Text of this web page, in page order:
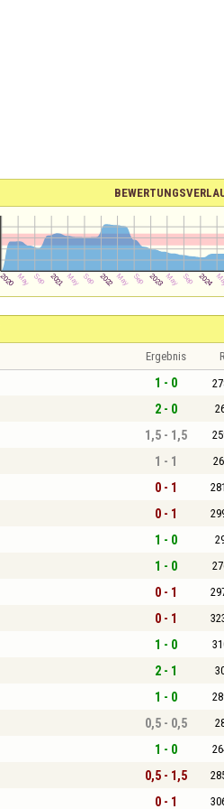
Ergebnis
1 - 0
2 - 0
1,5 - 1,5
1 - 1
0 - 1 281
0 - 1
1 - 0
1 - 0
0 - 1
0 - 1
1 - 0
2 - 1
1 - 0
0,5 - 0,5
1 - 0
0,5 - 1,5
0 - 1